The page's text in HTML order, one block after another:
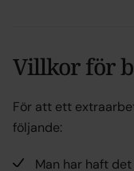
Villkor för
För att ett
följande:
Man har haft